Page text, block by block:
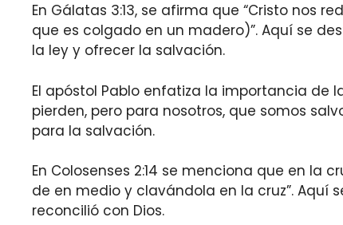
En Gálatas 3:13, se afirma que “Cristo nos
que es colgado en un madero)”. Aquí se
la ley y ofrecer la salvación.
El apóstol Pablo enfatiza la importancia de
pierden, pero para nosotros, que somos
para la salvación.
En Colosenses 2:14 se menciona que en la
de en medio y clavándola en la cruz”. Aquí
reconcilió con Dios.